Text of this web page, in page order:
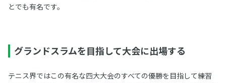
とでも有名です。
グランドスラムを目指して大会に出場する
テニス界ではこの有名な四大大会のすべての優勝を目指して練習